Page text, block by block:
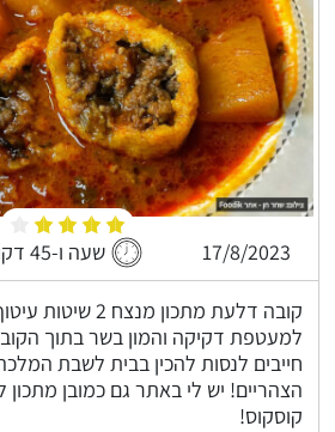
17/8/2023 שעה ו-45 דקות
קובה דלעת מתכון
למעטפת דקיקה והמון בשר בתוך
חייבים לנסות להכין בבית לשבת
הצהריים! יש לי באתר גם כמובן מתכון
קוסקוס!